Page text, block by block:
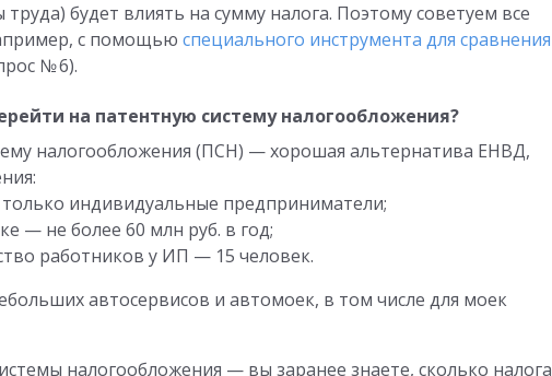
будет влиять на сумму налога. Поэтому советуем все
с помощью специального инструмента для сравнения
№ 6).
на патентную систему налогообложения?
налогообложения (ПСН) — хорошая альтернатива ЕНВД,
индивидуальные предприниматели;
— не более 60 млн руб. в год;
работников у ИП — 15 человек.
автосервисов и автомоек, в том числе для моек
налогообложения — вы заранее знаете, сколько налога